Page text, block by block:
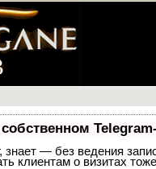
знает — без ведения
клиентам о визитах